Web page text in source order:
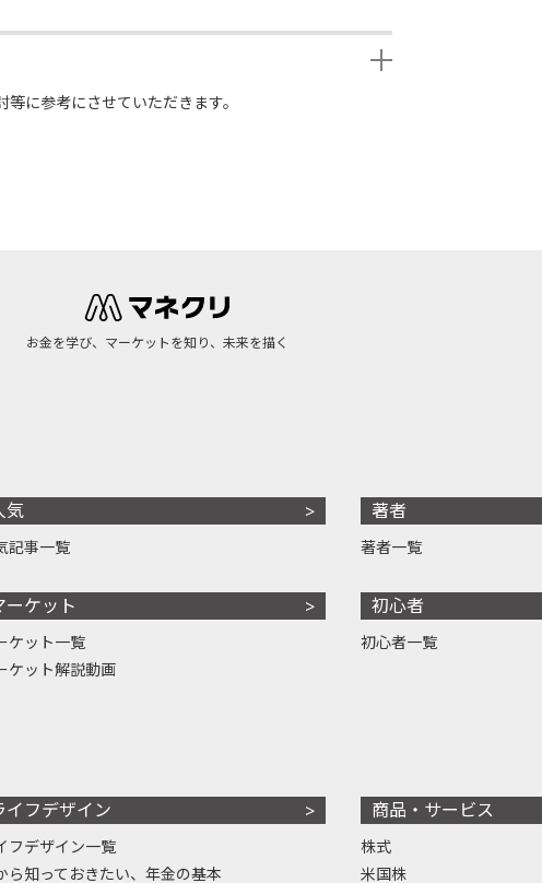
に参考にさせていただきます。
お金を学び、マーケットを知り、未来を描く
気
記事一覧
ーケット
ケット一覧
ケット解説動画
著者
著者一覧
初心者
初心者一覧
イフデザイン
フデザイン一覧
ら知っておきたい、年金の基本
商品・サービス
株式
米国株